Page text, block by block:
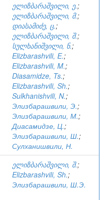
ელიზბარაშვილი, ე.;
ელიზბარაშვილი, მ.;
დიასამიძე, ც.;
ელიზბარაშვილი, შ.;
სულხანიშვილი, ნ.;
Elizbarashvili, E.;
Elizbarashvili, M.;
Diasamidze, Ts.;
Elizbarashvili, Sh.;
Sulkhanishvili, N.;
Элизбарашвили, Э.;
Элизбарашвили, М.;
Диасамидзе, Ц.;
Элизбарашвили, Ш.;
Сулханишвили, Н.
ელიზბარაშვილი, შ.;
Elizbarashvili, Sh.;
Элизбарашвили, Ш.Э.